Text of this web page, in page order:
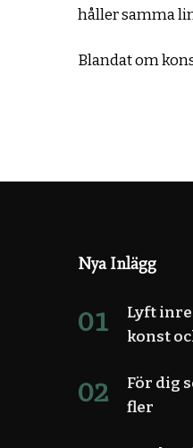
håller samma
Blandat om
Nya Inlägg
Lyft
konst
För dig
fler